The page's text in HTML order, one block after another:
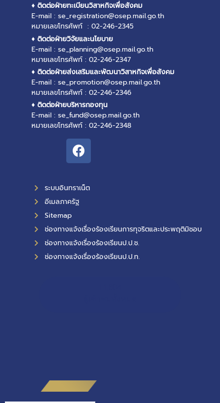
♦ ติดต่อฝ่ายทะเบียนวิสาหกิจเพื่อสังคม
E-mail : se_registration@osep.mail.go.th
หมายเลขโทรศัพท์ : 02-246-2345
♦ ติดต่อฝ่ายวิจัยและนโยบาย
E-mail : se_planning@osep.mail.go.th
หมายเลขโทรศัพท์ : 02-246-2347
♦ ติดต่อฝ่ายส่งเสริมและพัฒนาวิสาหกิจเพื่อสังคม
E-mail : se_promotion@osep.mail.go.th
หมายเลขโทรศัพท์ : 02-246-2346
♦ ติดต่อฝ่ายบริหารกองทุน
E-mail : se_fund@osep.mail.go.th
หมายเลขโทรศัพท์ : 02-246-2348
ระบบอินทราเน็ต
อีเมลภาครัฐ
Sitemap
ช่องทางแจ้งเรื่องร้องเรียนการทุจริตและประพฤติมิชอบ
ช่องทางแจ้งเรื่องร้องเรียนป.ป.ช.
ช่องทางแจ้งเรื่องร้องเรียนป.ป.ท.